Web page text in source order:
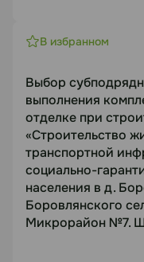
Боровлянского
строительства.
Предмет торгов
Выбор подрядной
комплекса работ
строительстве
Срок подачи
11.08.2026
Выбор
выполнения
отделке при
«Строительство
транспортной
социально-
населения в д.
Боровлянского
Микрорайон №7.
В избранном